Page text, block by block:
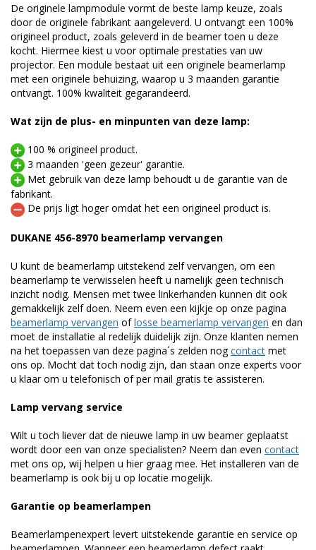
De originele lampmodule vormt de beste lamp keuze, zoals
door de originele fabrikant aangeleverd. U ontvangt een 100%
origineel product, zoals geleverd in de beamer toen u deze
kocht. Hiermee kiest u voor optimale prestaties van uw
projector. Een module bestaat uit een originele beamerlamp
met een originele behuizing, waarop u 3 maanden garantie
ontvangt. 100% kwaliteit gegarandeerd.
Wat zijn de plus- en minpunten van deze lamp:
100 % origineel product.
3 maanden 'geen gezeur' garantie.
Met gebruik van deze lamp behoudt u de garantie van de
fabrikant.
De prijs ligt hoger omdat het een origineel product is.
DUKANE 456-8970 beamerlamp vervangen
U kunt de beamerlamp uitstekend zelf vervangen, om een
beamerlamp te verwisselen heeft u namelijk geen technisch
inzicht nodig. Mensen met twee linkerhanden kunnen dit ook
gemakkelijk zelf doen. Neem even een kijkje op onze pagina
beamerlamp vervangen oflosse beamerlamp vervangen en dan
moet de installatie al redelijk duidelijk zijn. Onze klanten nemen
na het toepassen van deze pagina´s zelden nogcontact met
ons op. Mocht dat toch nodig zijn, dan staan onze experts voor
u klaar om u telefonisch of per mail gratis te assisteren.
Lamp vervang service
Wilt u toch liever dat de nieuwe lamp in uw beamer geplaatst
wordt door een van onze specialisten? Neem dan even contact
met ons op, wij helpen u hier graag mee. Het installeren van de
beamerlamp is ook bij u op locatie mogelijk.
Garantie op beamerlampen
Beamerlampenexpert levert uitstekende garantie en service op